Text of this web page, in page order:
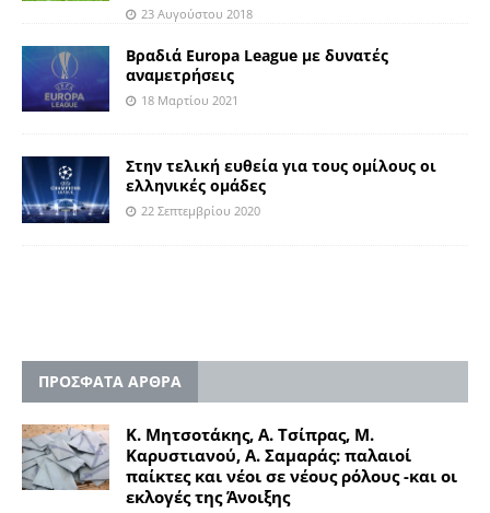
23 Αυγούστου 2018
Βραδιά Europa League με δυνατές
αναμετρήσεις
18 Μαρτίου 2021
Στην τελική ευθεία για τους ομίλους οι
ελληνικές ομάδες
22 Σεπτεμβρίου 2020
ΠΡΟΣΦΑΤΑ ΑΡΘΡΑ
Κ. Μητσοτάκης, Α. Τσίπρας, Μ.
Καρυστιανού, Α. Σαμαράς: παλαιοί
παίκτες και νέοι σε νέους ρόλους -και οι
εκλογές της Άνοιξης